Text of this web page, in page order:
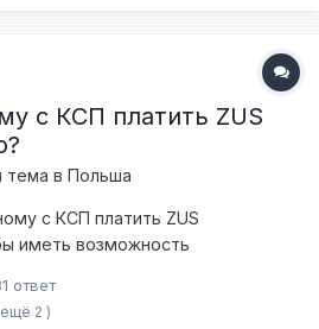
с КСП платить ZUS
тема в Польша
с КСП платить ZUS
иметь возможность
ответ
2 )